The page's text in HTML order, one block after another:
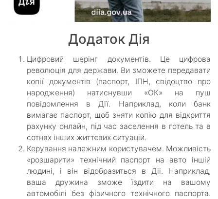
Додаток Дія
Цифровий шерінг документів. Це цифрова
революція для держави. Ви зможете передавати
копії документів (паспорт, ІПН, свідоцтво про
народження) натиснувши «ОК» на пуш
повідомлення в Дії. Наприклад, коли банк
вимагає паспорт, щоб зняти копію для відкриття
рахунку онлайн, під час заселення в готель та в
сотнях інших життєвих ситуацій.
Керування належним користувачем. Можливість
«розшарити» технічний паспорт на авто іншій
людині, і він відобразиться в Діі. Наприклад,
ваша дружина зможе їздити на вашому
автомобілі без фізичного технічного паспорта.